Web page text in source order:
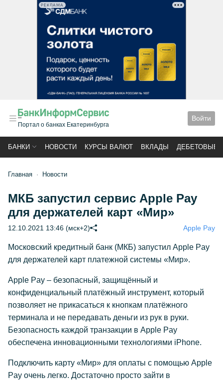
РЕКЛАМА
Портал о банках Екатеринбурга
Войти
БАНКИ НОВОСТИ КУРСЫ ВАЛЮТ ВКЛАДЫ ДЕБЕТОВЫЕ
Главная Новости
МКБ запустил сервис Apple Pay
для держателей карт «Мир»
12.10.2021 13:46 (мск+2) Apple Pay
Московский кредитный банк (МКБ) запустил Apple Pay
для держателей карт платежной системы «Мир».
Apple Pay – безопасный, защищённый и
конфиденциальный платёжный инструмент, который
позволяет не прикасаться к кнопкам платёжного
терминала и не передавать деньги из рук в руки.
Безопасность каждой транзакции в Apple Pay
обеспечена инновационными технологиями iPhone.
Подключить карту «Мир» для оплаты с помощью Apple
Pay очень легко. Достаточно просто зайти в